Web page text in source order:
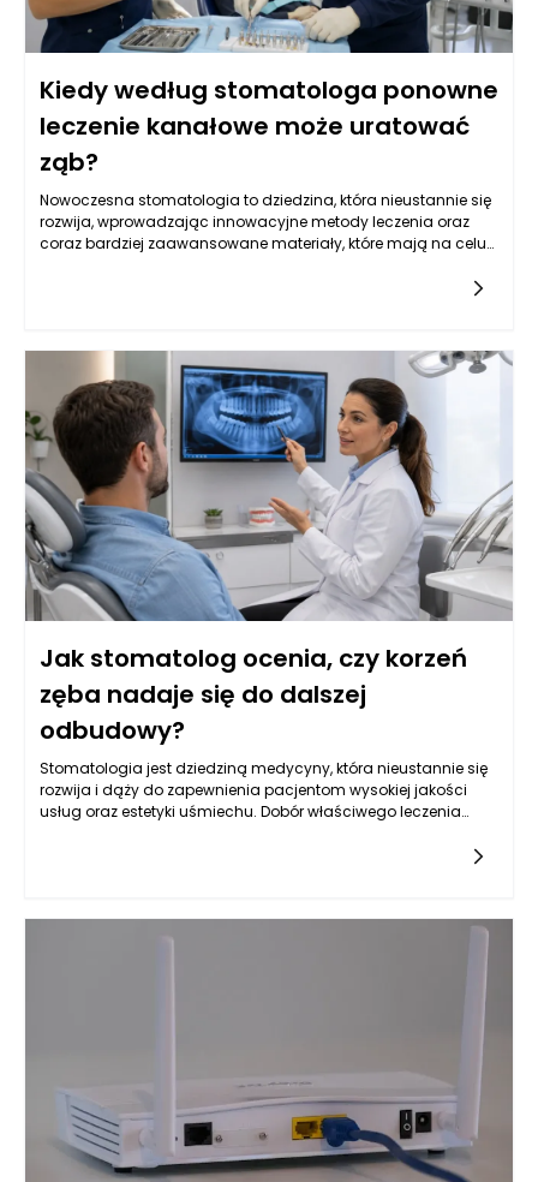
Kiedy według stomatologa ponowne
leczenie kanałowe może uratować
ząb?
Nowoczesna stomatologia to dziedzina, która nieustannie się
rozwija, wprowadzając innowacyjne metody leczenia oraz
coraz bardziej zaawansowane materiały, które mają na celu
kanałowe, często będące ostatnią deską ratunku dla zębów
postępowania. W wielu przypadkach ponowne leczenie
kanałowe może uratować ząb, ale nie każdy przypadek jest
jednoznaczny. Stomatolog w Rzeszowie potrafi ocenić, kiedy
taka decyzja jest zasadne, a także jak skutecznie
przeprowadzić kolejne etapy terapii protetycznej, aby pacjent
mógł cieszyć się zdrowym uśmiechem.
Jak stomatolog ocenia, czy korzeń
zęba nadaje się do dalszej
odbudowy?
Stomatologia jest dziedziną medycyny, która nieustannie się
rozwija i dąży do zapewnienia pacjentom wysokiej jakości
usług oraz estetyki uśmiechu. Dobór właściwego leczenia
korzeni zęba, może wymagać zaawansowanej diagnostyki
dysponuje narzędziami oraz wiedzą, aby dokładnie ocenić,
czy korzeń zęba nadaje się do dalszej odbudowy. Dzięki